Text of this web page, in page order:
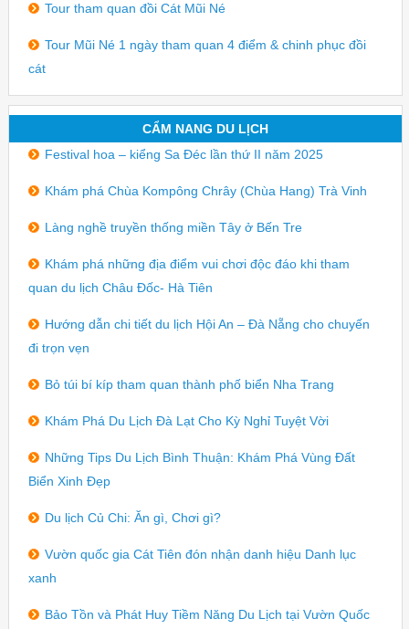
Tour tham quan đồi Cát Mũi Né
Tour Mũi Né 1 ngày tham quan 4 điểm & chinh phục đồi
cát
CẨM NANG DU LỊCH
Festival hoa – kiểng Sa Đéc lần thứ II năm 2025
Khám phá Chùa Kompông Chrây (Chùa Hang) Trà Vinh
Làng nghề truyền thống miền Tây ở Bến Tre
Khám phá những địa điểm vui chơi độc đáo khi tham
quan du lịch Châu Đốc- Hà Tiên
Hướng dẫn chi tiết du lịch Hội An – Đà Nẵng cho chuyến
đi trọn vẹn
Bỏ túi bí kíp tham quan thành phố biển Nha Trang
Khám Phá Du Lịch Đà Lạt Cho Kỳ Nghỉ Tuyệt Vời
Những Tips Du Lịch Bình Thuận: Khám Phá Vùng Đất
Biển Xinh Đẹp
Du lịch Củ Chi: Ăn gì, Chơi gì?
Vườn quốc gia Cát Tiên đón nhận danh hiệu Danh lục
xanh
Bảo Tồn và Phát Huy Tiềm Năng Du Lịch tại Vườn Quốc